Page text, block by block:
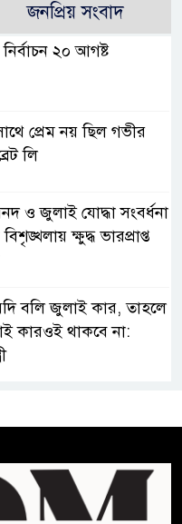
জনপ্রিয় সংবাদ
নির্বাচন ২০ আগষ্ট
প্রেম নয় ছিল গভীর
লি
ও জুলাই যোদ্ধা সংবর্ধনা
ক্ষুদ্ধ ভারপ্রাপ্ত
বলি জুলাই কার, তাহলে
কারওই থাকবে না:
বক্তব্য প্রচার করলেই
সরকার : প্রধানমন্ত্রীর